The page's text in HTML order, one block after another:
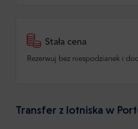
Stała cena
Rezerwuj bez niespodzianek i
Transfer z lotniska w